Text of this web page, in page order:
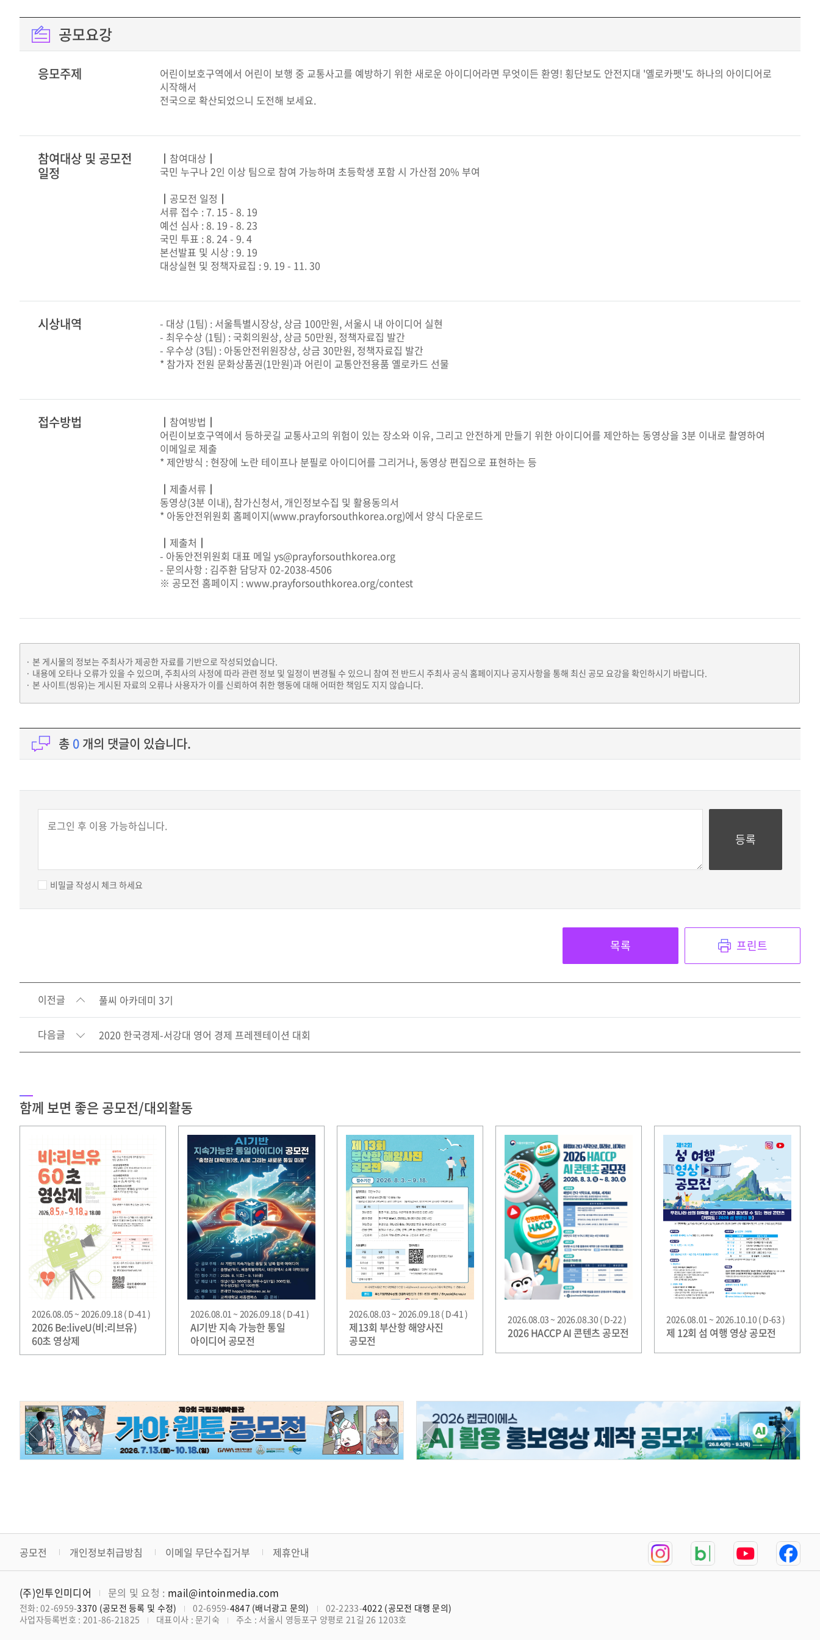
공모요강
응모주제
어린이보호구역에서 어린이 보행 중 교통사고를 예방하기 위한 새로운 아이디어라면 무엇이든 환영! 횡단보도 안전지대 '옐로카펫'도 하나의 아이디어로
시작해서
전국으로 확산되었으니 도전해 보세요.
참여대상 및 공모전
일정
┃참여대상┃
국민 누구나 2인 이상 팀으로 참여 가능하며 초등학생 포함 시 가산점 20% 부여
┃공모전 일정┃
서류 접수 : 7. 15 - 8. 19
예선 심사 : 8. 19 - 8. 23
국민 투표 : 8. 24 - 9. 4
본선발표 및 시상 : 9. 19
대상실현 및 정책자료집 : 9. 19 - 11. 30
시상내역
- 대상 (1팀) : 서울특별시장상, 상금 100만원, 서울시 내 아이디어 실현
- 최우수상 (1팀) : 국회의원상, 상금 50만원, 정책자료집 발간
- 우수상 (3팀) : 아동안전위원장상, 상금 30만원, 정책자료집 발간
* 참가자 전원 문화상품권(1만원)과 어린이 교통안전용품 옐로카드 선물
접수방법
┃참여방법┃
어린이보호구역에서 등하굣길 교통사고의 위험이 있는 장소와 이유, 그리고 안전하게 만들기 위한 아이디어를 제안하는 동영상을 3분 이내로 촬영하여
이메일로 제출
* 제안방식 : 현장에 노란 테이프나 분필로 아이디어를 그리거나, 동영상 편집으로 표현하는 등
┃제출서류┃
동영상(3분 이내), 참가신청서, 개인정보수집 및 활용동의서
* 아동안전위원회 홈페이지(www.prayforsouthkorea.org)에서 양식 다운로드
┃제출처┃
- 아동안전위원회 대표 메일 ys@prayforsouthkorea.org
- 문의사항 : 김주환 담당자 02-2038-4506
※ 공모전 홈페이지 :www.prayforsouthkorea.org/contest
본 게시물의 정보는 주최사가 제공한 자료를 기반으로 작성되었습니다.
내용에 오타나 오류가 있을 수 있으며, 주최사의 사정에 따라 관련 정보 및 일정이 변경될 수 있으니 참여 전 반드시 주최사 공식 홈페이지나 공지사항을 통해 최신 공모 요강을 확인하시기 바랍니다.
본 사이트(씽유)는 게시된 자료의 오류나 사용자가 이를 신뢰하여 취한 행동에 대해 어떠한 책임도 지지 않습니다.
총 0 개의 댓글이 있습니다.
비밀글 작성시 체크 하세요
목록 프린트
이전글 풀씨 아카데미 3기
다음글 2020 한국경제-서강대 영어 경제 프레젠테이션 대회
함께 보면 좋은 공모전/대외활동
2026.08.05 ~ 2026.09.18 ( D-41 )
2026 Be:liveU(비:리브유)
60초 영상제
2026.08.01 ~ 2026.09.18 ( D-41 )
AI기반 지속 가능한 통일
아이디어 공모전
2026.08.03 ~ 2026.09.18 ( D-41 )
제13회 부산항 해양사진
공모전
2026.08.03 ~ 2026.08.30 ( D-22 )
2026 HACCP AI 콘텐츠 공모전
2026.08.01 ~ 2026.10.10 ( D-63 )
제 12회 섬 여행 영상 공모전
공모전 개인정보취급방침 이메일 무단수집거부 제휴안내
(주)인투인미디어 문의 및 요청 : mail@intoinmedia.com
전화: 02-6959-3370 (공모전 등록 및 수정) 02-6959-4847 (배너광고 문의) 02-2233-4022 (공모전 대행 문의)
사업자등록번호 : 201-86-21825
대표이사 : 문기숙 주소 : 서울시 영등포구 양평로 21길 26 1203호